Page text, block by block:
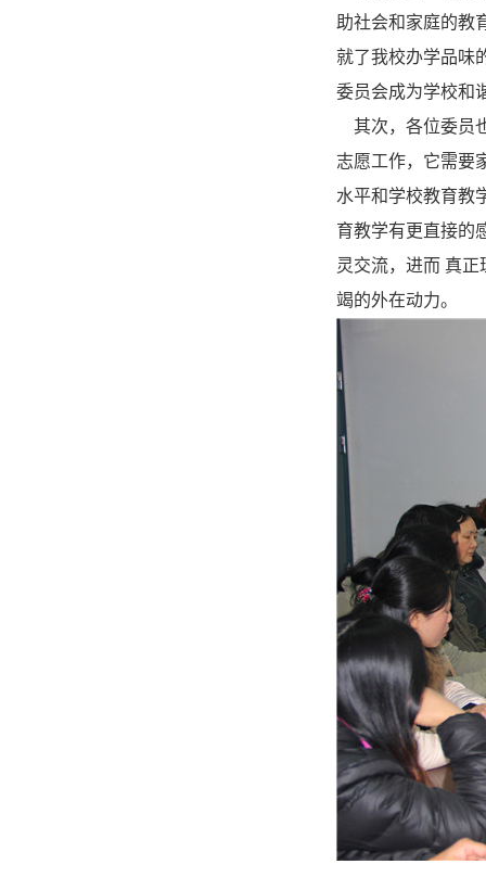
助社会和家庭的教
就了我校办学品味
委员会成为学校和
其次，各位委员
志愿工作，它需要
水平和学校教育教
育教学有更直接的
灵交流，进而 真
竭的外在动力。